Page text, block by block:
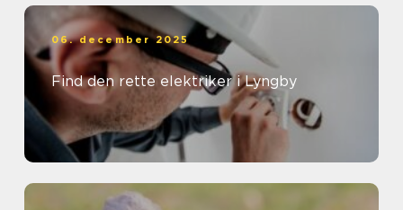
06. december 2025
Find den rette elektriker i Lyngby